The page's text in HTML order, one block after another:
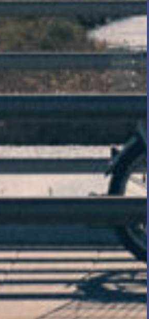
メール相談・面談予約
とじる